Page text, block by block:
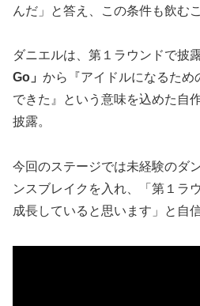
んだ」と答え、この条件も飲む
ダニエルは、第１ラウンドで披
Go」 から『アイドルになるため
できた』という意味を込めた自
披露。
今回のステージでは未経験のダ
ンスブレイクを入れ、「第１ラ
成長していると思います」と自